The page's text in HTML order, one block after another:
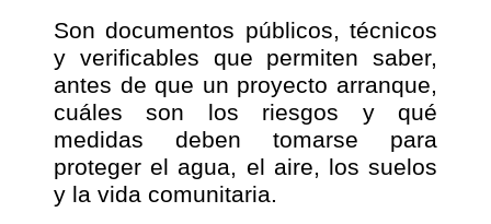
Son documentos públicos, técnicos
y verificables que permiten saber,
antes de que un proyecto arranque,
cuáles son los riesgos y qué
medidas deben tomarse para
proteger el agua, el aire, los suelos
y la vida comunitaria.